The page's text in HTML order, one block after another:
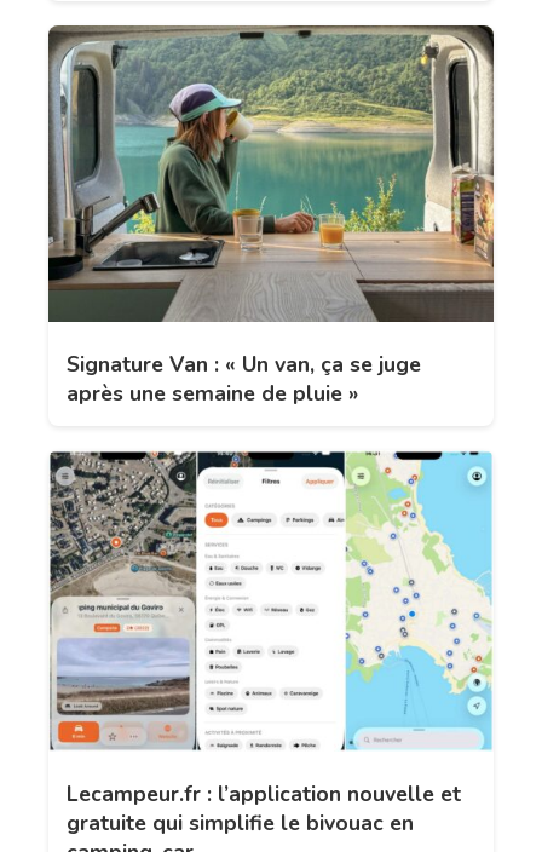
Signature Van : « Un van, ça se juge
après une semaine de pluie »
Lecampeur.fr : l’application nouvelle et
gratuite qui simplifie le bivouac en